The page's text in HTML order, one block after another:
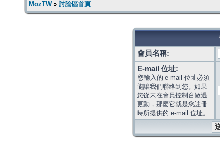
MozTW» 討論區首頁
會員名稱:
E-mail 位址:
您輸入的 e-mail 位址必須
能讓我們聯絡到您。如果
您從未在會員控制台做過
更動，那麼它就是您註冊
時所提供的 e-mail 位址。